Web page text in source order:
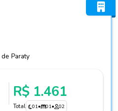
Paraty
R$ 1.461
Total 01• 01• 02